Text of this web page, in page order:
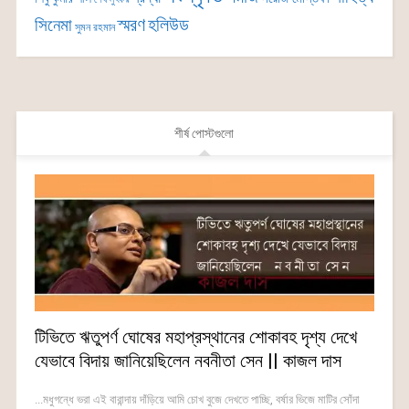
সিনেমা সুমন রহমান স্মরণহলিউড
শীর্ষ পোস্টগুলো
টিভিতে ঋতুপর্ণ ঘোষের মহাপ্রস্থানের শোকাবহ দৃশ্য দেখে
যেভাবে বিদায় জানিয়েছিলেন নবনীতা সেন || কাজল দাস
...মধুগন্ধে ভরা এই বারান্দায় দাঁড়িয়ে আমি চোখ বুজে দেখতে পাচ্ছি, বর্ষার ভিজে মাটির সোঁদা